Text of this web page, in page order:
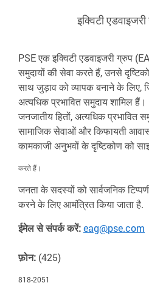
इक्विटी
PSE एक इक्विटी एडवाइजरी ग्रुप
समुदायों की सेवा करते हैं, उनसे
साथ जुड़ाव को व्यापक बनाने के लिए,
अत्यधिक प्रभावित समुदाय शामिल
जनजातीय हितों, अत्यधिक प्रभावित
सामाजिक सेवाओं और किफायती
कामकाजी अनुभवों के दृष्टिकोण को
करते हैं।
जनता के सदस्यों को सार्वजनिक
करने के लिए आमंत्रित किया जाता है.
ईमेल से संपर्क करें:eag@pse.com
फ़ोन: (425)
818-2051